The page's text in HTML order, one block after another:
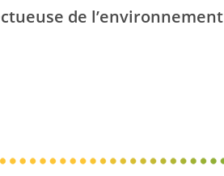
de l’environnement